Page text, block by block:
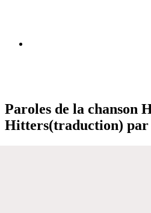
Paroles de la chanson
Hitters(traduction) par